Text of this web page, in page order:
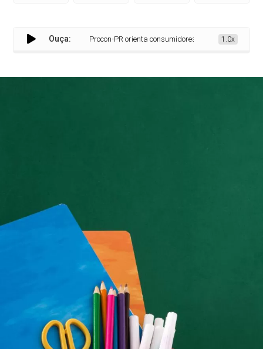
Ouça: Procon-PR orienta consumidores sobre compra de
1.0x